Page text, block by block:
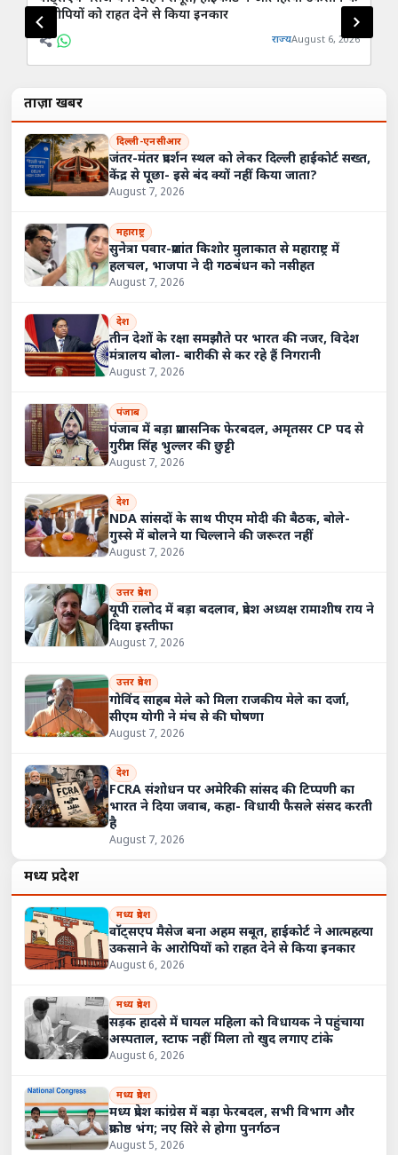
आरोपियों को राहत देने से किया इनकार
राज्यAugust 6, 2026
ताज़ा खबरें
दिल्ली-एनसीआर
जंतर-मंतर प्रदर्शन स्थल को लेकर दिल्ली हाईकोर्ट सख्त,
केंद्र से पूछा- इसे बंद क्यों नहीं किया जाता?
August 7, 2026
महाराष्ट्र
सुनेत्रा पवार-प्रशांत किशोर मुलाकात से महाराष्ट्र में
हलचल, भाजपा ने दी गठबंधन को नसीहत
August 7, 2026
देश
तीन देशों के रक्षा समझौते पर भारत की नजर, विदेश
मंत्रालय बोला- बारीकी से कर रहे हैं निगरानी
August 7, 2026
पंजाब
पंजाब में बड़ा प्रशासनिक फेरबदल, अमृतसर CP पद से
गुरप्रीत सिंह भुल्लर की छुट्टी
August 7, 2026
देश
NDA सांसदों के साथ पीएम मोदी की बैठक, बोले-
गुस्से में बोलने या चिल्लाने की जरूरत नहीं
August 7, 2026
उत्तर प्रदेश
यूपी रालोद में बड़ा बदलाव, प्रदेश अध्यक्ष रामाशीष राय ने
दिया इस्तीफा
August 7, 2026
उत्तर प्रदेश
गोविंद साहब मेले को मिला राजकीय मेले का दर्जा,
सीएम योगी ने मंच से की घोषणा
August 7, 2026
देश
FCRA संशोधन पर अमेरिकी सांसद की टिप्पणी का
भारत ने दिया जवाब, कहा- विधायी फैसले संसद करती
है
August 7, 2026
मध्य प्रदेश
मध्य प्रदेश
वॉट्सएप मैसेज बना अहम सबूत, हाईकोर्ट ने आत्महत्या
उकसाने के आरोपियों को राहत देने से किया इनकार
August 6, 2026
मध्य प्रदेश
सड़क हादसे में घायल महिला को विधायक ने पहुंचाया
अस्पताल, स्टाफ नहीं मिला तो खुद लगाए टांके
August 6, 2026
मध्य प्रदेश
मध्य प्रदेश कांग्रेस में बड़ा फेरबदल, सभी विभाग और
प्रकोष्ठ भंग; नए सिरे से होगा पुनर्गठन
August 5, 2026